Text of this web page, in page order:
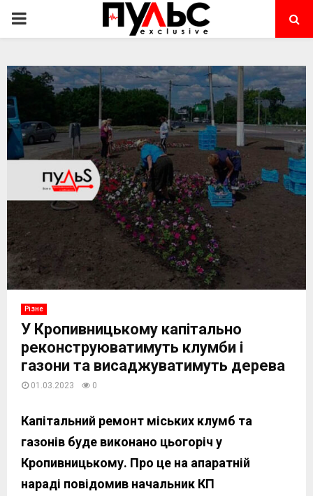
PRIMARY
Різне
У Кропивницькому капітально
реконструюватимуть клумби і
газони та висаджуватимуть дерева
01.03.2023 0
Капітальний ремонт міських клумб та
газонів буде виконано цьогоріч у
Кропивницькому. Про це на апаратній
нараді повідомив начальник КП